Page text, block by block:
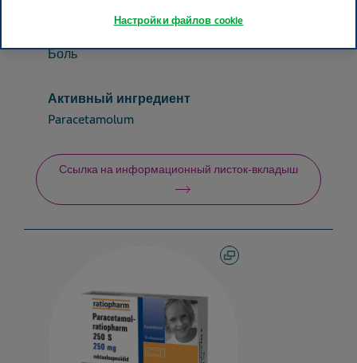
Боль
Активный ингредиент
Paracetamolum
Ссылка на информационный листок-вкладыш
Настройки файлов cookie